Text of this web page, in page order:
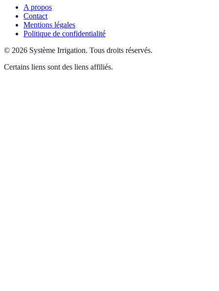
A propos
Contact
Mentions légales
Politique de confidentialité
© 2026 Système Irrigation. Tous droits réservés.
Certains liens sont des liens affiliés.